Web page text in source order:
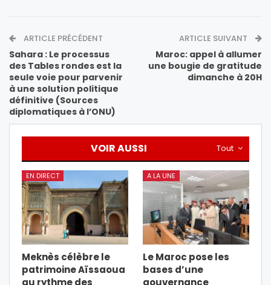
ARTICLE PRÉCÉDENT
Sahara : Le processus
des Tables rondes est la
seule voie pour parvenir
à une solution politique
définitive (Sources
diplomatiques à l’ONU)
ARTICLE SUIVANT
Maroc: appel à allumer
une bougie de gratitude
dimanche à 20H
Tout
VOIR AUSSI
EN DIRECT
Meknès célèbre le
patrimoine Aïssaoua
au rythme des
A LA UNE
Le Maroc pose les
bases d’une
gouvernance